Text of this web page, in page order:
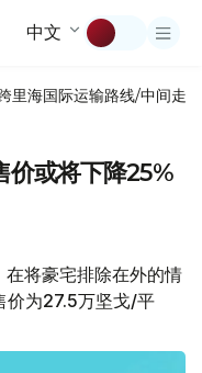
中文
里海国际运输路线/中间走廊
价或将下降25%
将豪宅排除在外的情
价为27.5万坚戈/平